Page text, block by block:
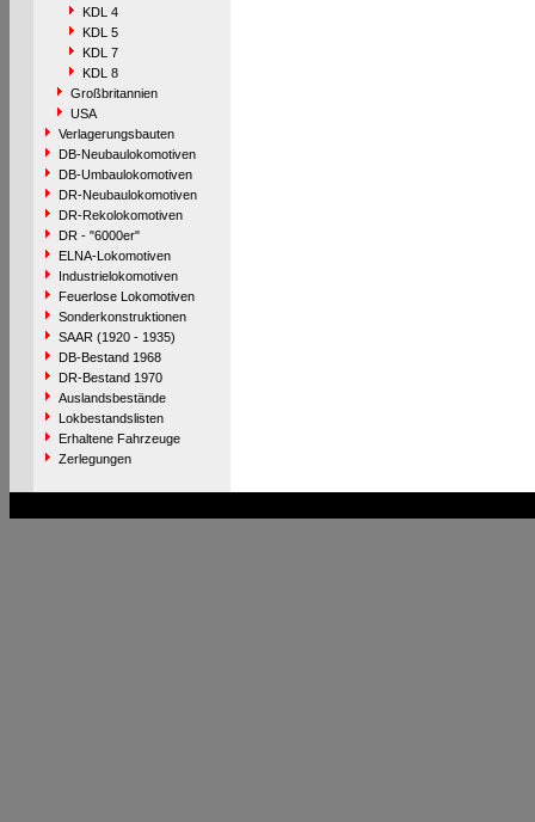
KDL 4
KDL 5
KDL 7
KDL 8
Großbritannien
USA
Verlagerungsbauten
DB-Neubaulokomotiven
DB-Umbaulokomotiven
DR-Neubaulokomotiven
DR-Rekolokomotiven
DR - "6000er"
ELNA-Lokomotiven
Industrielokomotiven
Feuerlose Lokomotiven
Sonderkonstruktionen
SAAR (1920 - 1935)
DB-Bestand 1968
DR-Bestand 1970
Auslandsbestände
Lokbestandslisten
Erhaltene Fahrzeuge
Zerlegungen